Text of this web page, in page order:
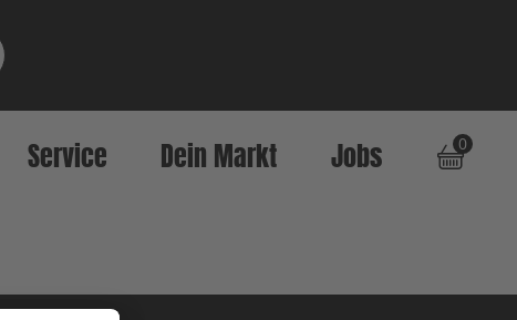
Service Dein Markt Jobs
0